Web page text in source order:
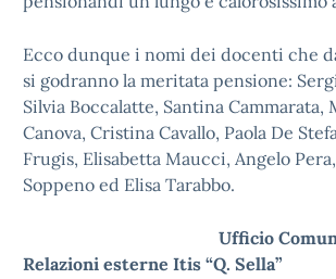
Ecco dunque i nomi dei docenti che
si godranno la meritata pensione:
Silvia Boccalatte, Santina Cammarata,
Canova, Cristina Cavallo, Paola De
Frugis, Elisabetta Maucci, Angelo
Soppeno ed Elisa Tarabbo.
Ufficio
Relazioni esterne Itis “Q. Sella”